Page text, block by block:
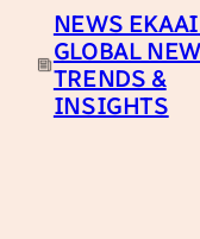
NEWS
GLOBAL
TRENDS &
INSIGHTS